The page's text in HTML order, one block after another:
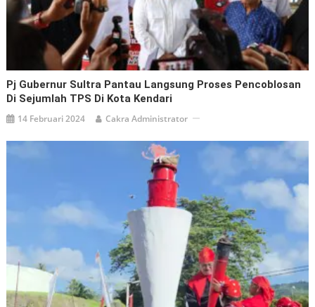
Pj Gubernur Sultra Pantau Langsung Proses Pencoblosan
Di Sejumlah TPS Di Kota Kendari
14 Februari 2024 Cakra Administrator